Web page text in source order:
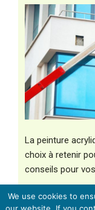
La peinture
choix à retenir
conseils pour
We use cookies to